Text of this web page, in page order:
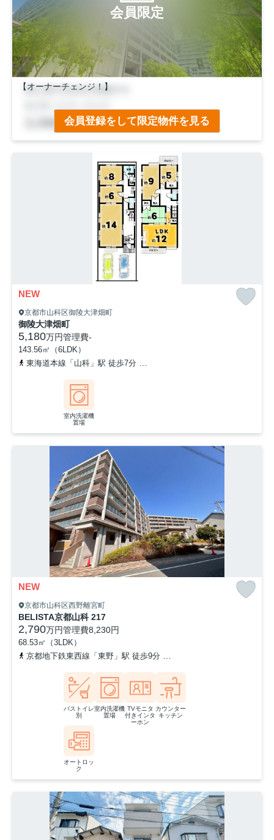
会員限定
【オーナーチェンジ！】
■地下鉄「東野」駅徒歩２分！
■周辺にはお買い物施設充実！
■ペット飼育可(規約有)
会員登録をして限定物件を見る
NEW
京都市山科区御陵大津畑町
御陵大津畑町
5,180万円管理費-
143.56㎡（6LDK）
東海道本線「山科」駅 徒歩7分
室内洗濯機
置場
NEW
京都市山科区西野離宮町
BELISTA京都山科 217
2,790万円管理費8,230円
68.53㎡（3LDK）
京都地下鉄東西線「東野」駅 徒歩9分
バストイレ
別
室内洗濯機
置場
TVモニタ
付きインタ
ーホン
カウンター
キッチン
オートロッ
ク